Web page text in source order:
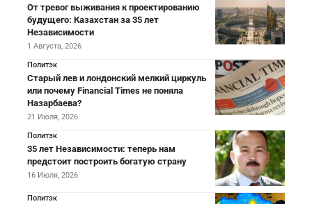
От тревог выживания к проектированию
будущего: Казахстан за 35 лет
Независимости
1 Августа, 2026
Политэк
Старый лев и лондонский мелкий циркуль
или почему Financial Times не поняла
Назарбаева?
21 Июля, 2026
Политэк
35 лет Независимости: теперь нам
предстоит построить богатую страну
16 Июля, 2026
Политэк